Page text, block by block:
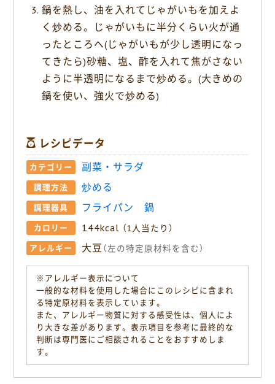
鍋を熱し、油を入れてじゃがいもを加えよ
く炒める。じゃがいもに半分くらい火が通
ったところへ(じゃがいもが少し透明になっ
てきたら)砂糖、塩、酢を入れて焦がさない
ように半透明になるまで炒める。(大きめの
鍋を使い、強火で炒める)
レシピデータ
カテゴリー 副菜・サラダ
調理方法 炒める
調理器具 フライパン 鍋
カロリー 144kcal （1人当たり）
アレルギー 大豆 （左の特定原材料を含む）
※アレルギー表示について
一般的な材料を使用した場合にこのレシピに含まれ
る特定原材料を表示しています。
また、アレルギー物質に対する感受性は、個人によ
り大きな差があります。表示項目を参考に最終的な
判断は専門医にご相談されることをおすすめしま
す。